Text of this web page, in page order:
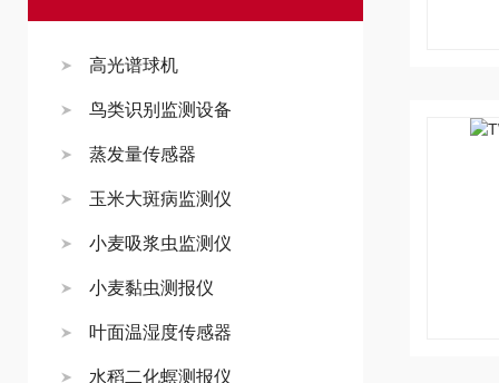
高光谱球机
鸟类识别监测设备
蒸发量传感器
玉米大斑病监测仪
小麦吸浆虫监测仪
小麦黏虫测报仪
叶面温湿度传感器
水稻二化螟测报仪